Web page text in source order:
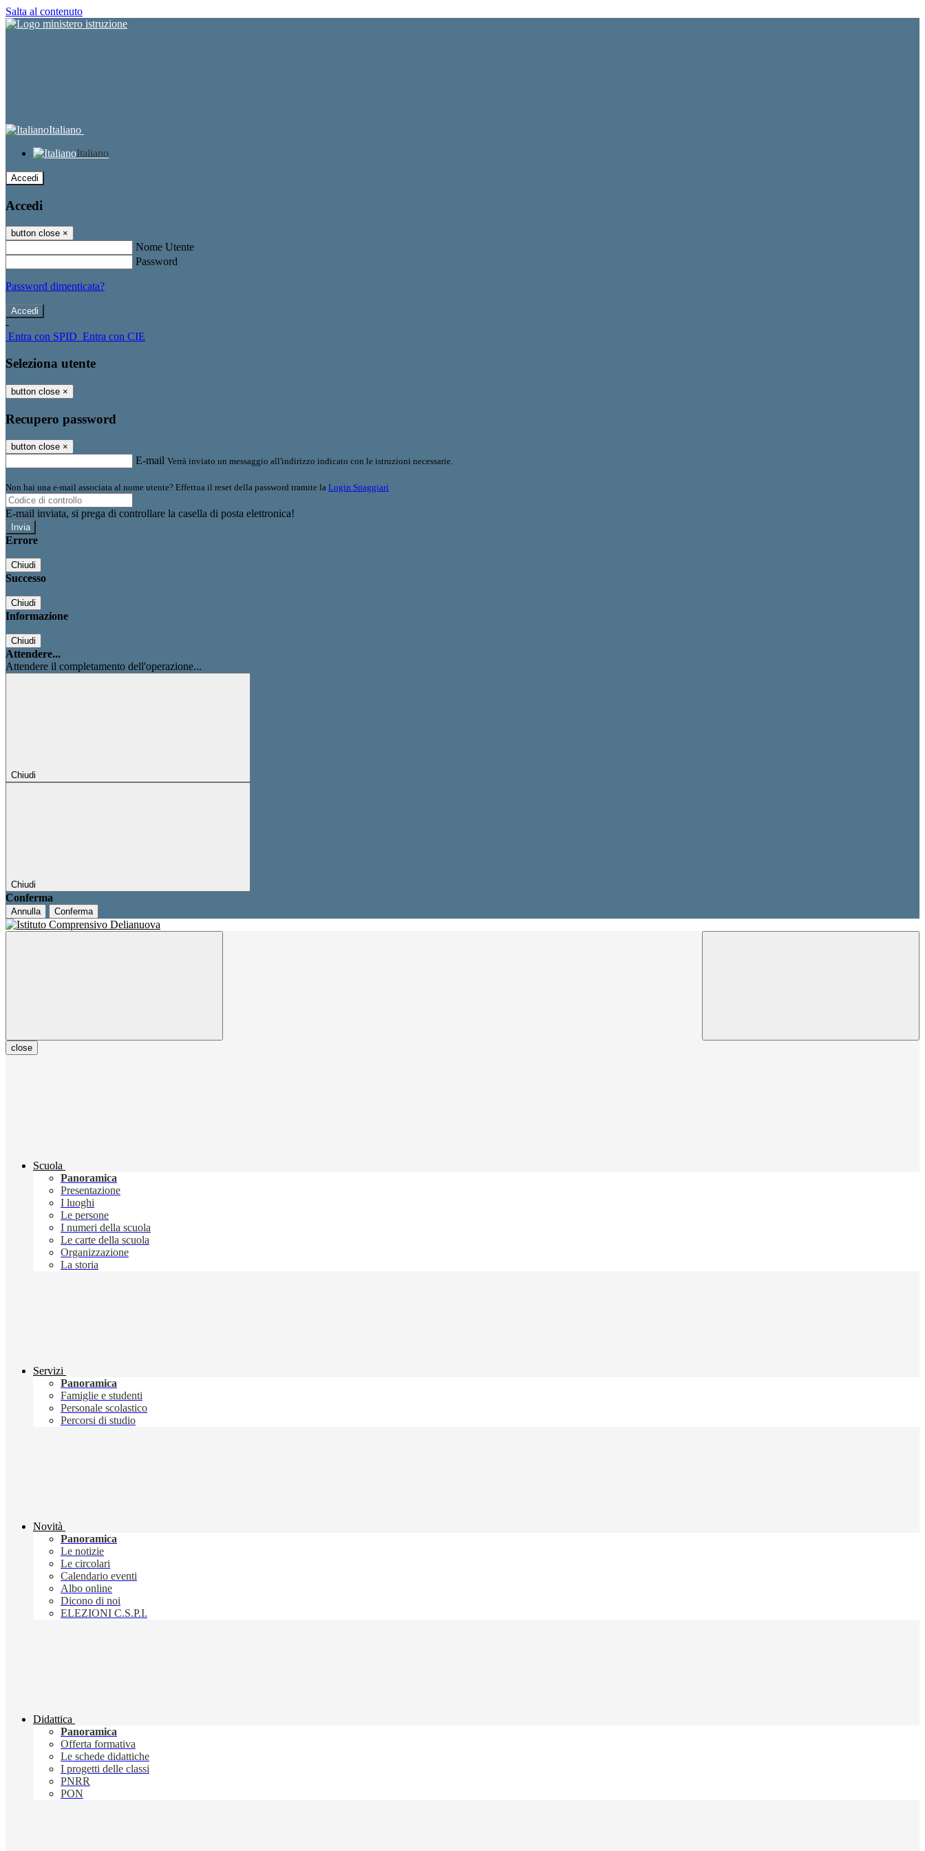
Salta al contenuto
Italiano
Italiano
Accedi
Accedi
button close ×
Nome Utente
Password
Password dimenticata?
-
Entra con SPID Entra con CIE
Seleziona utente
button close ×
Recupero password
button close ×
E-mail Verrà inviato un messaggio all'indirizzo indicato con le istruzioni necessarie.
Non hai una e-mail associata al nome utente? Effettua il reset della password tramite la Login Spaggiari
E-mail inviata, si prega di controllare la casella di posta elettronica!
Errore
Chiudi
Successo
Chiudi
Informazione
Chiudi
Attendere...
Attendere il completamento dell'operazione...
Chiudi
Chiudi
Conferma
Annulla Conferma
close
Scuola
Panoramica
Presentazione
I luoghi
Le persone
I numeri della scuola
Le carte della scuola
Organizzazione
La storia
Servizi
Panoramica
Famiglie e studenti
Personale scolastico
Percorsi di studio
Novità
Panoramica
Le notizie
Le circolari
Calendario eventi
Albo online
Dicono di noi
ELEZIONI C.S.P.I.
Didattica
Panoramica
Offerta formativa
Le schede didattiche
I progetti delle classi
PNRR
PON